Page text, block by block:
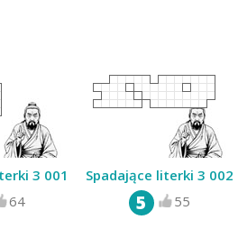
3 001
64
Spadające literki 3 002
5 55